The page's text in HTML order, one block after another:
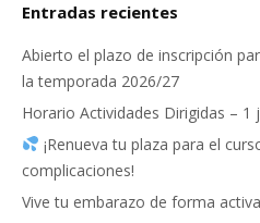
Entradas recientes
Abierto el plazo de inscripción
la temporada 2026/27
Horario Actividades Dirigidas – 1
¡Renueva tu plaza para el
complicaciones!
Vive tu embarazo de forma